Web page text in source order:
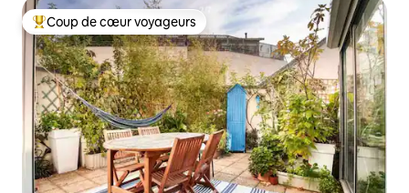
Coups de cœur voyageurs les plus appréciés
Coup de cœur voyageurs